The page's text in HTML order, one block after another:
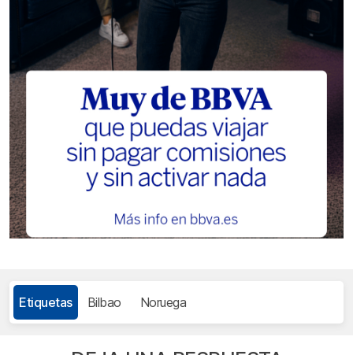
Etiquetas Bilbao Noruega